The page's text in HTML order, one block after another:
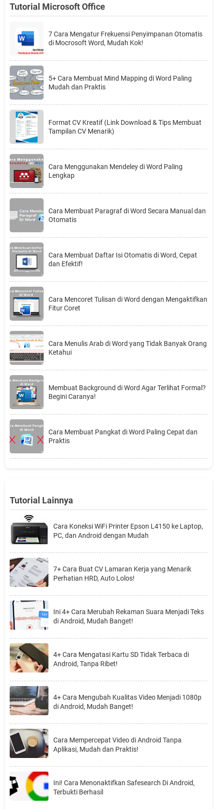
Tutorial Microsoft Office
7 Cara Mengatur Frekuensi Penyimpanan Otomatis
di Mocrosoft Word, Mudah Kok!
5+ Cara Membuat Mind Mapping di Word Paling
Mudah dan Praktis
Format CV Kreatif (Link Download & Tips Membuat
Tampilan CV Menarik)
Cara Menggunakan Mendeley di Word Paling
Lengkap
Cara Membuat Paragraf di Word Secara Manual dan
Otomatis
Cara Membuat Daftar Isi Otomatis di Word, Cepat
dan Efektif!
Cara Mencoret Tulisan di Word dengan Mengaktifkan
Fitur Coret
Cara Menulis Arab di Word yang Tidak Banyak Orang
Ketahui
Membuat Background di Word Agar Terlihat Formal?
Begini Caranya!
Cara Membuat Pangkat di Word Paling Cepat dan
Praktis
Tutorial Lainnya
Cara Koneksi WiFi Printer Epson L4150 ke Laptop,
PC, dan Android dengan Mudah
7+ Cara Buat CV Lamaran Kerja yang Menarik
Perhatian HRD, Auto Lolos!
Ini 4+ Cara Merubah Rekaman Suara Menjadi Teks
di Android, Mudah Banget!
4+ Cara Mengatasi Kartu SD Tidak Terbaca di
Android, Tanpa Ribet!
4+ Cara Mengubah Kualitas Video Menjadi 1080p
di Android, Mudah Banget!
Cara Mempercepat Video di Android Tanpa
Aplikasi, Mudah dan Praktis!
Ini! Cara Menonaktifkan Safesearch Di Android,
Terbukti Berhasil